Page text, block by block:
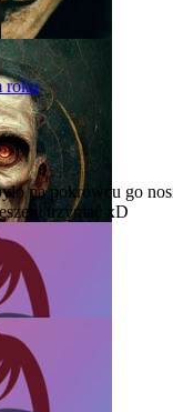
roku
na pokrowcu go
trzymać xD